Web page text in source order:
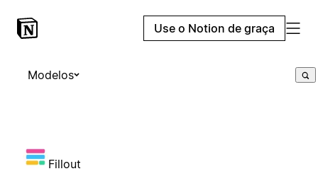
Use o Notion de graça
Modelos
Fillout